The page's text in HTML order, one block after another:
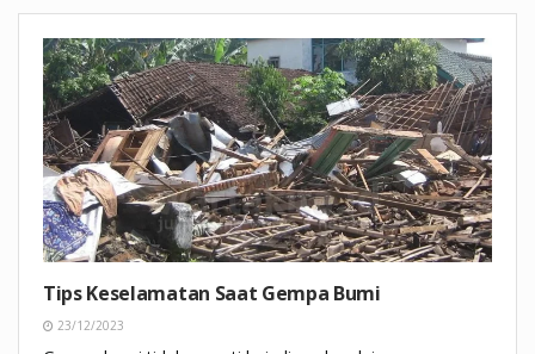
Tips Keselamatan Saat Gempa Bumi
23/12/2023